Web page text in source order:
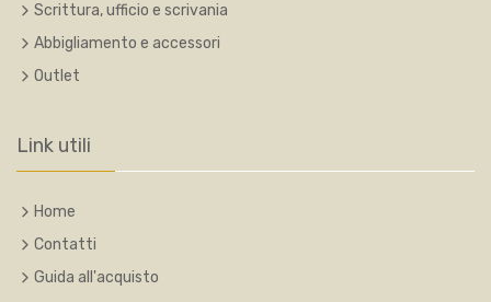
Scrittura, ufficio e scrivania
Abbigliamento e accessori
Outlet
Link utili
Home
Contatti
Guida all'acquisto